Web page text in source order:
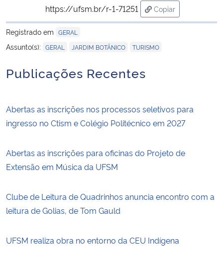
https://ufsm.br/r-1-71251
Copiar
para área de
Registrado em GERAL
Assunto(s): GERAL JARDIM BOTÂNICO TURISMO
Publicações Recentes
Abertas as inscrições nos processos seletivos para
ingresso no Ctism e Colégio Politécnico em 2027
Abertas as inscrições para oficinas do Projeto de
Extensão em Música da UFSM
Clube de Leitura de Quadrinhos anuncia encontro com a
leitura de Golias, de Tom Gauld
UFSM realiza obra no entorno da CEU Indígena